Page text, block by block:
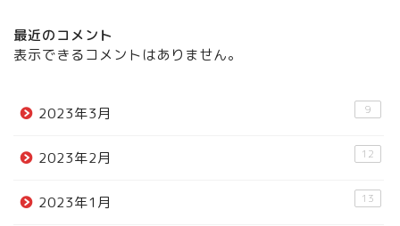
最近のコメント
表示できるコメントはありません。
2023年3月 9
2023年2月 12
2023年1月 13